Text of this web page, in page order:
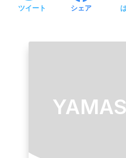
ツイート シェア